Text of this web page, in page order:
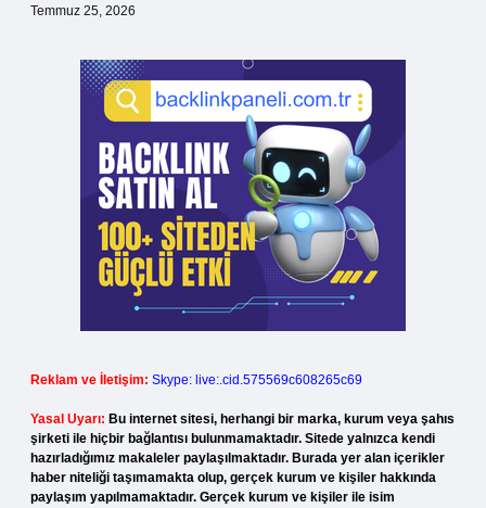
Temmuz 25, 2026
Reklam ve İletişim: Skype: live:.cid.575569c608265c69
Yasal Uyarı: Bu internet sitesi, herhangi bir marka, kurum veya şahıs
şirketi ile hiçbir bağlantısı bulunmamaktadır. Sitede yalnızca kendi
hazırladığımız makaleler paylaşılmaktadır. Burada yer alan içerikler
haber niteliği taşımamakta olup, gerçek kurum ve kişiler hakkında
paylaşım yapılmamaktadır. Gerçek kurum ve kişiler ile isim